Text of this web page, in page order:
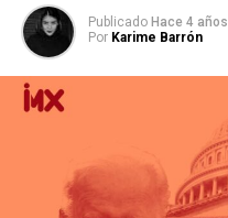
Publicado Hace 4 años
Por Karime Barrón